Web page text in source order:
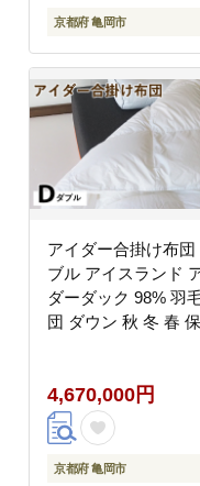
京都府 亀岡市
アイダー合掛け布団
ブル アイスランド
ダーダック 98% 羽
団 ダウン 秋 冬 春
4,670,000円
京都府 亀岡市